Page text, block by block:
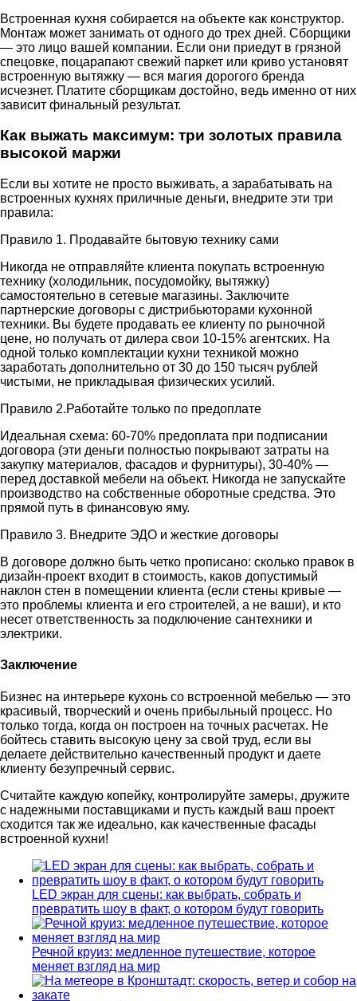
Встроенная кухня собирается на объекте как конструктор.
Монтаж может занимать от одного до трех дней. Сборщики
— это лицо вашей компании. Если они приедут в грязной
спецовке, поцарапают свежий паркет или криво установят
встроенную вытяжку — вся магия дорогого бренда
исчезнет. Платите сборщикам достойно, ведь именно от них
зависит финальный результат.
Как выжать максимум: три золотых правила
высокой маржи
Если вы хотите не просто выживать, а зарабатывать на
встроенных кухнях приличные деньги, внедрите эти три
правила:
Правило 1. Продавайте бытовую технику сами
Никогда не отправляйте клиента покупать встроенную
технику (холодильник, посудомойку, вытяжку)
самостоятельно в сетевые магазины. Заключите
партнерские договоры с дистрибьюторами кухонной
техники. Вы будете продавать ее клиенту по рыночной
цене, но получать от дилера свои 10-15% агентских. На
одной только комплектации кухни техникой можно
заработать дополнительно от 30 до 150 тысяч рублей
чистыми, не прикладывая физических усилий.
Правило 2.Работайте только по предоплате
Идеальная схема: 60-70% предоплата при подписании
договора (эти деньги полностью покрывают затраты на
закупку материалов, фасадов и фурнитуры), 30-40% —
перед доставкой мебели на объект. Никогда не запускайте
производство на собственные оборотные средства. Это
прямой путь в финансовую яму.
Правило 3. Внедрите ЭДО и жесткие договоры
В договоре должно быть четко прописано: сколько правок в
дизайн-проект входит в стоимость, каков допустимый
наклон стен в помещении клиента (если стены кривые —
это проблемы клиента и его строителей, а не ваши), и кто
несет ответственность за подключение сантехники и
электрики.
Заключение
Бизнес на интерьере кухонь со встроенной мебелью — это
красивый, творческий и очень прибыльный процесс. Но
только тогда, когда он построен на точных расчетах. Не
бойтесь ставить высокую цену за свой труд, если вы
делаете действительно качественный продукт и даете
клиенту безупречный сервис.
Считайте каждую копейку, контролируйте замеры, дружите
с надежными поставщиками и пусть каждый ваш проект
сходится так же идеально, как качественные фасады
встроенной кухни!
LED экран для сцены: как выбрать, собрать и
превратить шоу в факт, о котором будут говорить
Речной круиз: медленное путешествие, которое
меняет взгляд на мир